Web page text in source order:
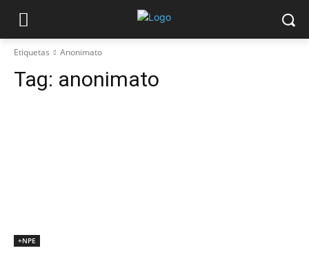
Etiquetas Anonimato
Tag: anonimato
+NPE